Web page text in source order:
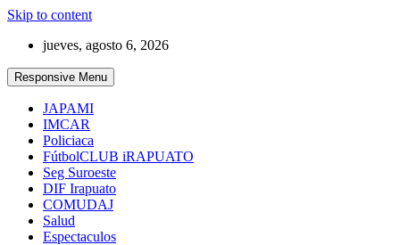
Skip to content
jueves, agosto 6, 2026
Responsive Menu
JAPAMI
IMCAR
Policiaca
FútbolCLUB iRAPUATO
Seg Suroeste
DIF Irapuato
COMUDAJ
Salud
Espectaculos